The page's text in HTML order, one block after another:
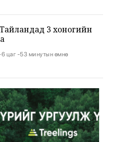
-6 цаг -53 минутын өмнө